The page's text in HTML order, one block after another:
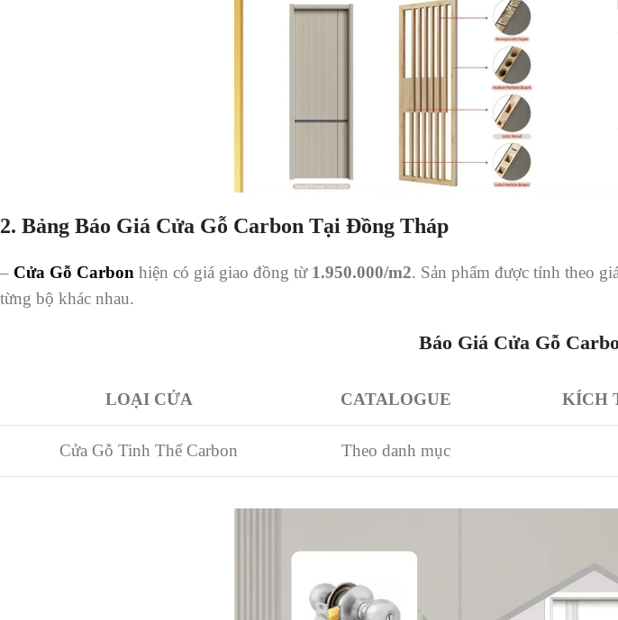
2. Bảng Báo Giá Cửa Gỗ Carbon Tại Đồng Tháp
– Cửa Gỗ Carbon hiện có giá giao đồng từ 1.950.000/m2. Sản phẩm được tính theo
từng bộ khác nhau.
Báo Giá Cửa Gỗ
LOẠI CỬA CATALOGUE KÍCH
Cửa Gỗ Tinh Thể Carbon Theo danh mục